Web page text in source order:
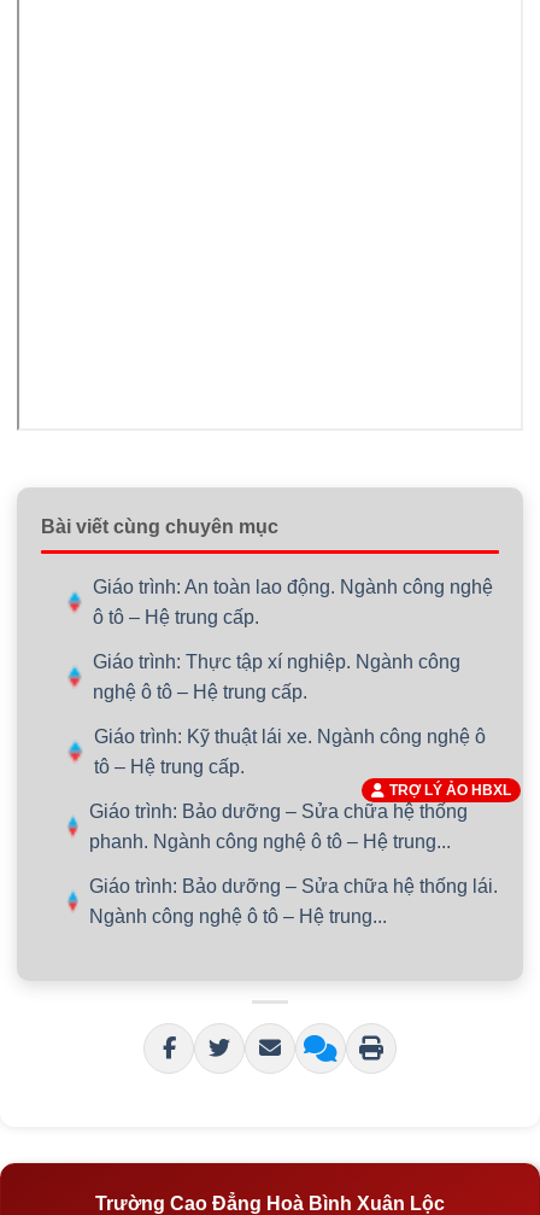
Bài viết cùng chuyên mục
Giáo trình: An toàn lao động. Ngành công nghệ
ô tô – Hệ trung cấp.
Giáo trình: Thực tập xí nghiệp. Ngành công
nghệ ô tô – Hệ trung cấp.
Giáo trình: Kỹ thuật lái xe. Ngành công nghệ ô
tô – Hệ trung cấp.
Giáo trình: Bảo dưỡng – Sửa chữa hệ thống
phanh. Ngành công nghệ ô tô – Hệ trung...
Giáo trình: Bảo dưỡng – Sửa chữa hệ thống lái.
Ngành công nghệ ô tô – Hệ trung...
Trường Cao Đẳng Hoà Bình Xuân Lộc
TRỢ LÝ ẢO HBXL